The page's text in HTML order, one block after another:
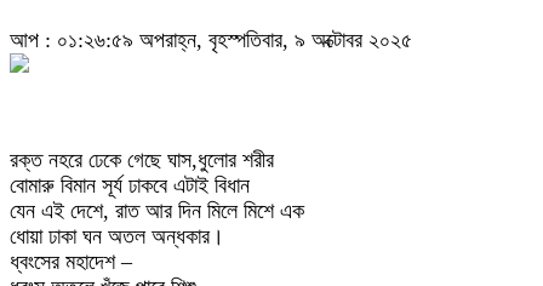
আপ : ০১:২৬:৫৯ অপরাহ্ন, বৃহস্পতিবার, ৯ অক্টোবর ২০২৫
রক্ত নহরে ঢেকে গেছে ঘাস,ধুলোর শরীর
বোমারু বিমান সূর্য ঢাকবে এটাই বিধান
যেন এই দেশে, রাত আর দিন মিলে মিশে এক
ধোয়া ঢাকা ঘন অতল অন্ধকার।
ধ্বংসের মহাদেশ –